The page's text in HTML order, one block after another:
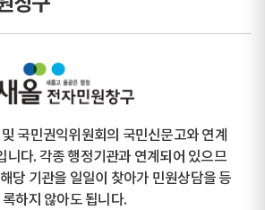
국민권익위원회의 국민신문고와 연계
니다. 각종 행정기관과 연계되어 있으므
당 기관을 일일이 찾아가 민원상담을 등
록하지 않아도 됩니다.